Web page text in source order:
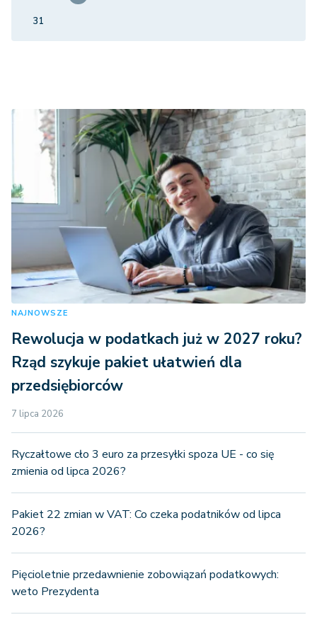
31
NAJNOWSZE
Rewolucja w podatkach już w 2027 roku?
Rząd szykuje pakiet ułatwień dla
przedsiębiorców
7 lipca 2026
Ryczałtowe cło 3 euro za przesyłki spoza UE - co się
zmienia od lipca 2026?
Pakiet 22 zmian w VAT: Co czeka podatników od lipca
2026?
Pięcioletnie przedawnienie zobowiązań podatkowych:
weto Prezydenta